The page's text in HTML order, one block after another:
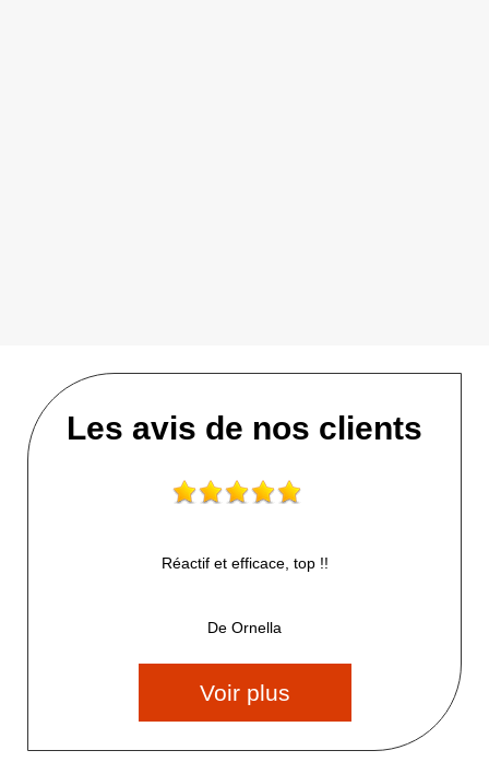
Les avis de nos clients
Réactif et efficace, top !!
De Ornella
Voir plus